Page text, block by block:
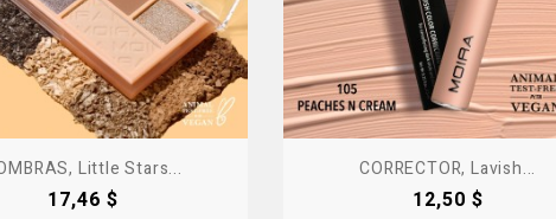
Little Stars...
Precio
17,46 $
CORRECTOR, Lavish...
Precio
12,50 $